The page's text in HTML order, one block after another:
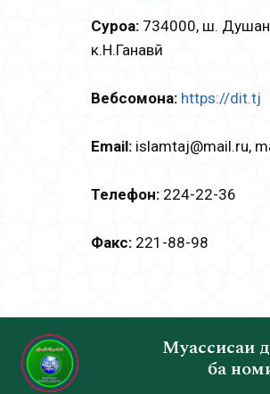
Суроға: 734000, ш.
к.Н.Ганҷавӣ
Вебсомона: https://dit.tj
Email: islamtаj@mail.ru,
Телефон: 224-22-36
Факс: 221-88-98
Муассисаи
ба